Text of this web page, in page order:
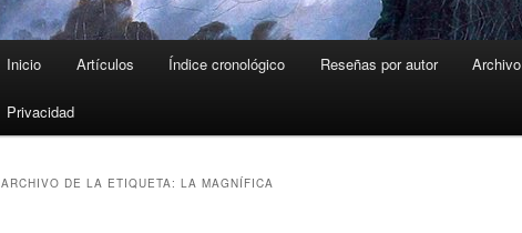
Inicio Artículos Índice cronológico Reseñas por autor Archivo
Privacidad
ARCHIVO DE LA ETIQUETA: LA MAGNÍFICA